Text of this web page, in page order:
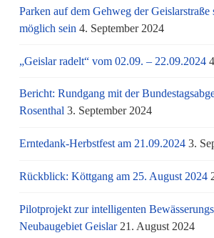
Parken auf dem Gehweg der
möglich sein 4. September 2024
„Geislar radelt“ vom 02.09. – 22.09.2024
Bericht: Rundgang mit der
Rosenthal 3. September 2024
Erntedank-Herbstfest am 21.09.2024 3.
Rückblick: Köttgang am 25. August 2024
Pilotprojekt zur intelligenten
Neubaugebiet Geislar 21. August 2024